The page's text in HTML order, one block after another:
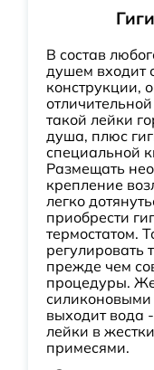
В состав
душем входит
конструкции,
такой лейки
душа, плюс
специальной
Размещать
крепление
легко
приобрести
термостатом.
регулировать
прежде чем
процедуры.
силиконовыми
выходит вода
лейки в
примесями.